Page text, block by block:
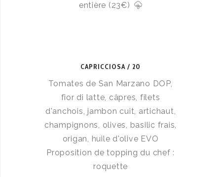
entière (23€)
CAPRICCIOSA 20
Tomates de San Marzano DOP,
fior di latte, câpres, filets
d'anchois, jambon cuit, artichaut,
champignons, olives, basilic frais,
origan, huile d'olive EVO
Proposition de topping du chef :
roquette